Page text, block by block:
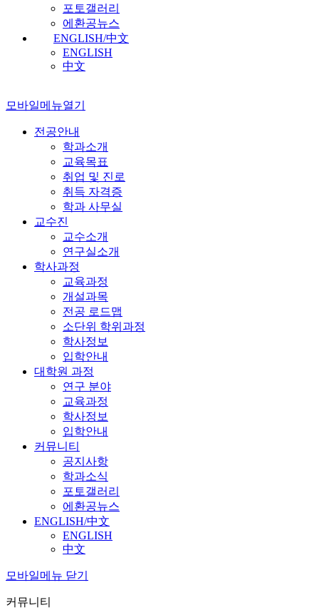
포토갤러리
에환공뉴스
ENGLISH/中文
ENGLISH
中文
모바일메뉴열기
전공안내
학과소개
교육목표
취업 및 진로
취득 자격증
학과 사무실
교수진
교수소개
연구실소개
학사과정
교육과정
개설과목
전공 로드맵
소단위 학위과정
학사정보
입학안내
대학원 과정
연구 분야
교육과정
학사정보
입학안내
커뮤니티
공지사항
학과소식
포토갤러리
에환공뉴스
ENGLISH/中文
ENGLISH
中文
모바일메뉴 닫기
커뮤니티